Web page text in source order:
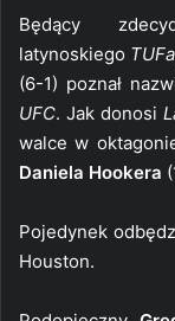
Będący
latynoskiego TUFa
(6-1) poznał
UFC. Jak donosi
walce w
Daniela Hookera
Pojedynek
Houston.